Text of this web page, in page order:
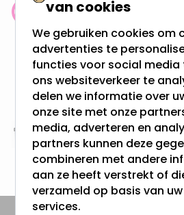
Klantenbeoordeling: 9.4/10
meer dan 100.000 klanten
Gratis verzending + snel
Vanaf EUR100,- naar NL & BE
& 100 dagen recht op retour
Altijd uit eigen voorraad
3000m2 - 60.000+
van cookies
We gebruiken cookies om
advertenties te
functies voor social media
ons websiteverkeer te
delen we informatie over
onze site met onze
media, adverteren en
partners kunnen deze
combineren met andere
aan ze heeft verstrekt of
verzameld op basis van
services.